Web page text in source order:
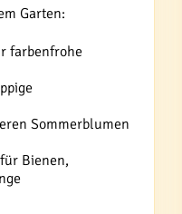
Garten:
farbenfrohe
Sommerblumen
Bienen,